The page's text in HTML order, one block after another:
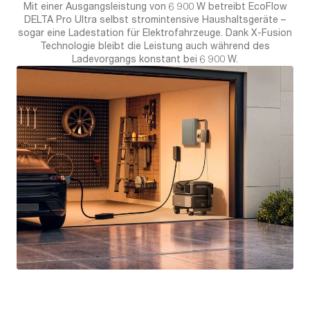
Mit einer Ausgangsleistung von 6 900 W betreibt EcoFlow
DELTA Pro Ultra selbst stromintensive Haushaltsgeräte –
sogar eine Ladestation für Elektrofahrzeuge. Dank X-Fusion
Technologie bleibt die Leistung auch während des
Ladevorgangs konstant bei 6 900 W.